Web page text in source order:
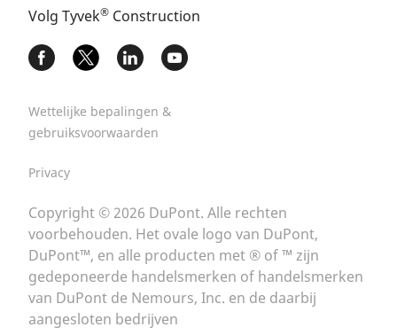
Volg Tyvek®Construction
Wettelijke bepalingen &
gebruiksvoorwaarden
Privacy
Copyright © 2026 DuPont. Alle rechten
voorbehouden. Het ovale logo van DuPont,
DuPont™, en alle producten met ® of ™ zijn
gedeponeerde handelsmerken of handelsmerken
van DuPont de Nemours, Inc. en de daarbij
aangesloten bedrijven